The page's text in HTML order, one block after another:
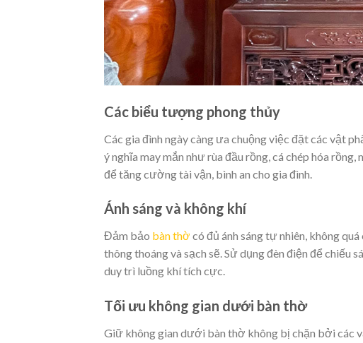
Các biểu tượng phong thủy
Các gia đình ngày càng ưa chuộng việc đặt các vật
ý nghĩa may mắn như rùa đầu rồng, cá chép hóa
để tăng cường tài vận, bình an cho gia đình.
Ánh sáng và không khí
Đảm bảo bàn thờ có đủ ánh sáng tự nhiên, không
thông thoáng và sạch sẽ. Sử dụng đèn điện để chiếu
duy trì luồng khí tích cực.
Tối ưu không gian dưới bàn thờ
Giữ không gian dưới bàn thờ không bị chặn bởi các